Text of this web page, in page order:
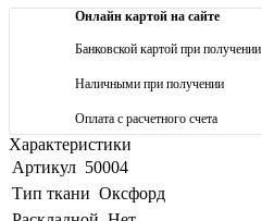
Онлайн картой на сайте
Банковской картой при получении
Наличными при получении
Оплата с расчетного счета
Характеристики
Артикул 50004
Тип ткани Оксфорд